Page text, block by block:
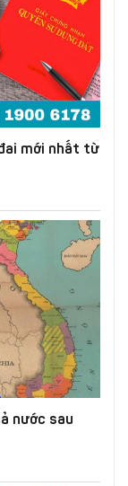
mới nhất từ
nước sau